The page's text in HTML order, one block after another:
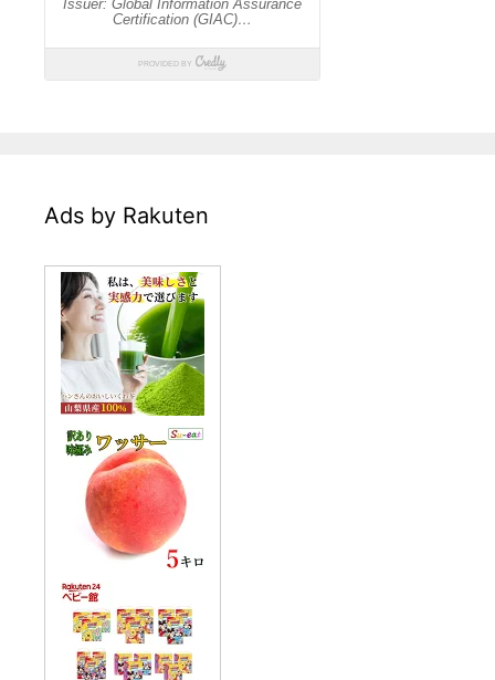
Ads by Rakuten